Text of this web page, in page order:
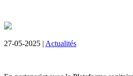
27-05-2025 | Actualités